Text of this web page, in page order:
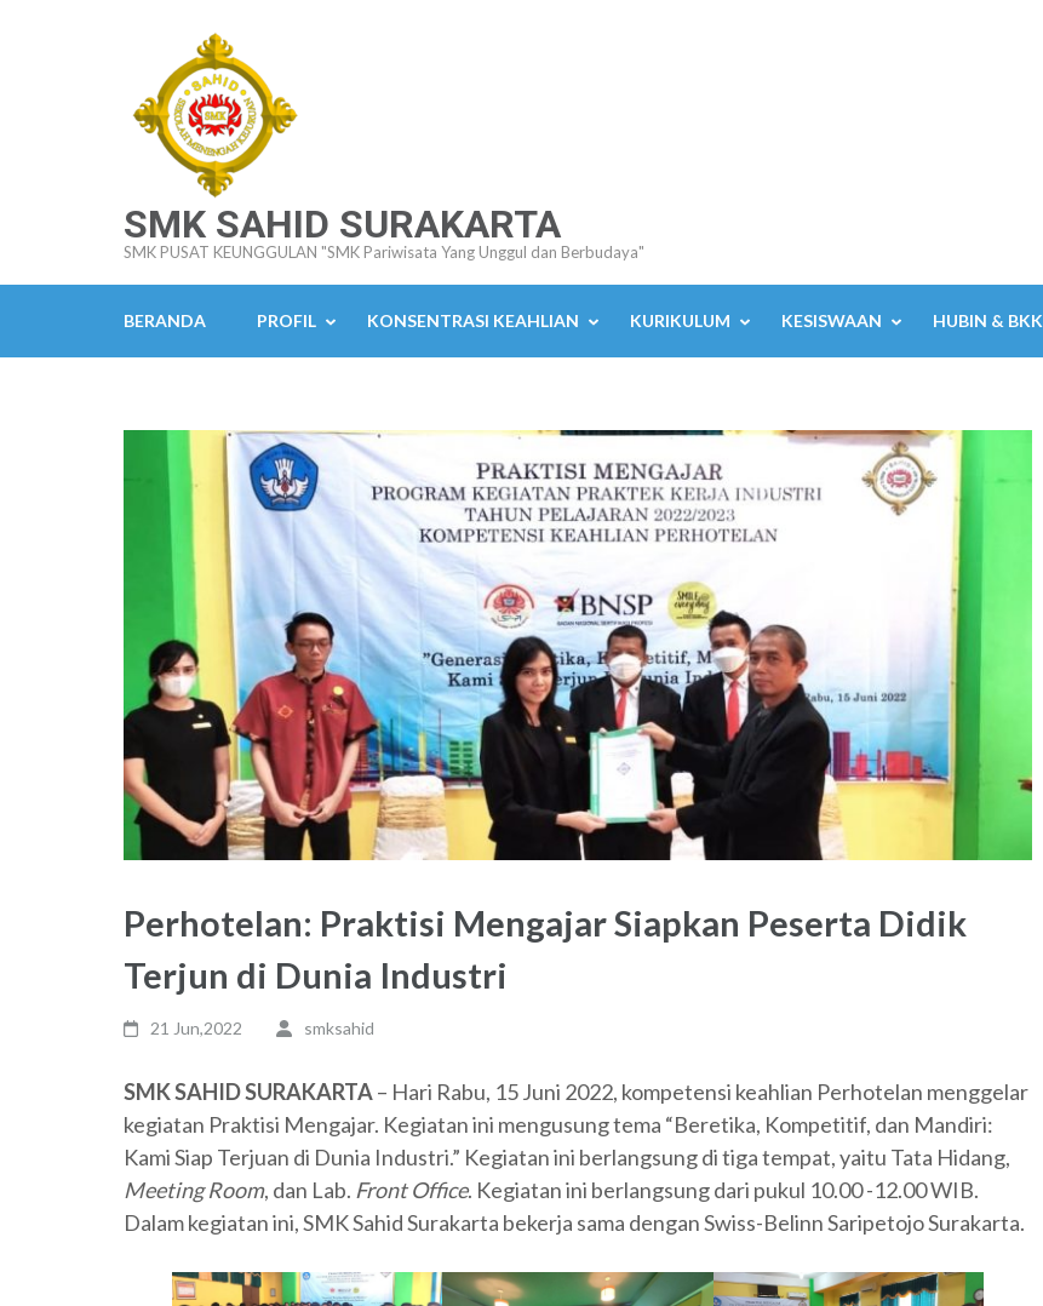
SMK SAHID SURAKARTA
SMK PUSAT KEUNGGULAN "SMK Pariwisata Yang Unggul dan Berbudaya"
BERANDA PROFIL KONSENTRASI KEAHLIAN KURIKULUM KESISWAAN HUBIN & BKK
Perhotelan: Praktisi Mengajar Siapkan Peserta Didik
Terjun di Dunia Industri
21 Jun,2022 smksahid
SMK SAHID SURAKARTA– Hari Rabu, 15 Juni 2022, kompetensi keahlian Perhotelan menggelar
kegiatan Praktisi Mengajar. Kegiatan ini mengusung tema “Beretika, Kompetitif, dan Mandiri:
Kami Siap Terjuan di Dunia Industri.” Kegiatan ini berlangsung di tiga tempat, yaitu Tata Hidang,
Meeting Room, dan Lab. Front Office. Kegiatan ini berlangsung dari pukul 10.00 -12.00 WIB.
Dalam kegiatan ini, SMK Sahid Surakarta bekerja sama dengan Swiss-Belinn Saripetojo Surakarta.